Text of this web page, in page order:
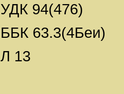
УДК 94(476)
ББК 63.3(4Беи)
Л 13